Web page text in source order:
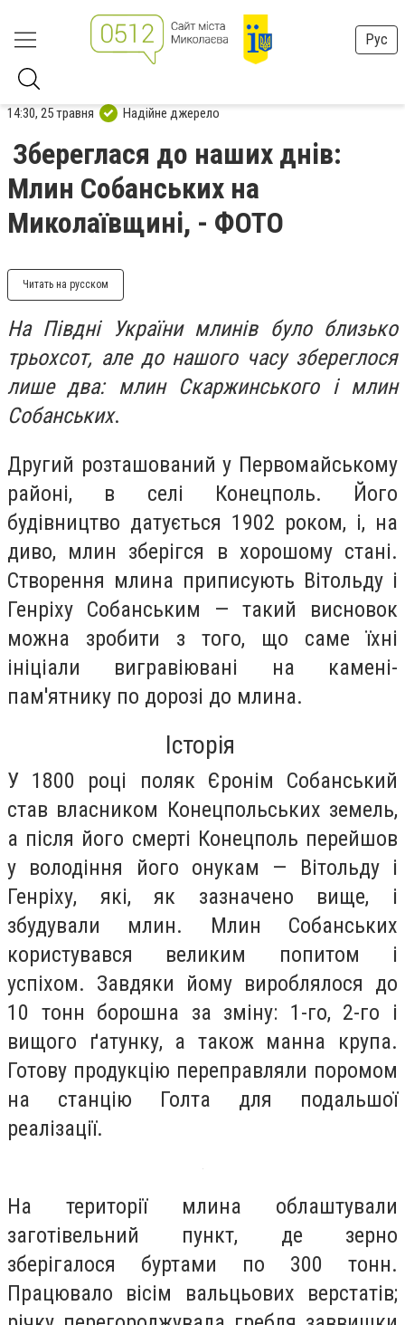
Рус
14:30, 25 травня Надійне джерело
Збереглася до наших днів:
Млин Собанських на
Миколаївщині, - ФОТО
Читать на русском
На Півдні України млинів було близько
трьохсот, але до нашого часу збереглося
лише два: млин Скаржинського і млин
Собанських.
Другий розташований у Первомайському
районі, в селі Конецполь. Його
будівництво датується 1902 роком, і, на
диво, млин зберігся в хорошому стані.
Створення млина приписують Вітольду і
Генріху Собанським — такий висновок
можна зробити з того, що саме їхні
ініціали вигравіювані на камені-
пам'ятнику по дорозі до млина.
Історія
У 1800 році поляк Єронім Собанський
став власником Конецпольських земель,
а після його смерті Конецполь перейшов
у володіння його онукам — Вітольду і
Генріху, які, як зазначено вище, і
збудували млин. Млин Собанських
користувався великим попитом і
успіхом. Завдяки йому вироблялося до
10 тонн борошна за зміну: 1-го, 2-го і
вищого ґатунку, а також манна крупа.
Готову продукцію переправляли поромом
на станцію Голта для подальшої
реалізації.
На території млина облаштували
заготівельний пункт, де зерно
зберігалося буртами по 300 тонн.
Працювало вісім вальцьових верстатів;